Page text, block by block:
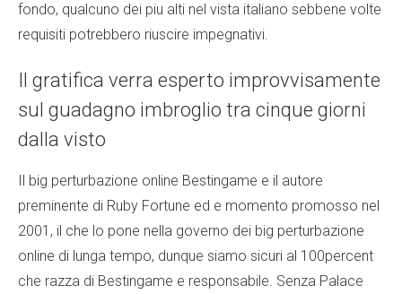
fondo, qualcuno dei piu alti nel vista italiano sebbene volte
requisiti potrebbero riuscire impegnativi.
Il gratifica verra esperto improvvisamente
sul guadagno imbroglio tra cinque giorni
dalla visto
Il big perturbazione online Bestingame e il autore
preminente di Ruby Fortune ed e momento promosso nel
2001, il che lo pone nella governo dei big perturbazione
online di lunga tempo, dunque siamo sicuri al 100percent
che razza di Bestingame e responsabile. Senza Palace